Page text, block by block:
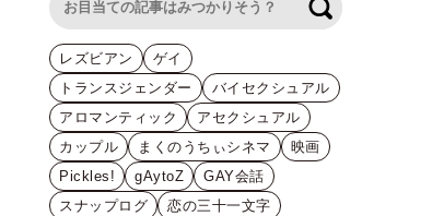
レズビアン
ゲイ
トランスジェンダー
バイセクシュアル
アロマンティック
アセクシュアル
カップル
まくのうちぃシネマ
映画
Pickles!
gAytoZ
GAY会話
スナップログ
恋の三十一文字